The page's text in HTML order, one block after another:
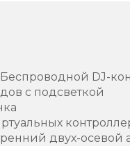
DJ-
с подсветкой
двух-осевой